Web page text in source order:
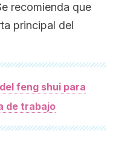
recomienda que
principal del
feng shui para
de trabajo